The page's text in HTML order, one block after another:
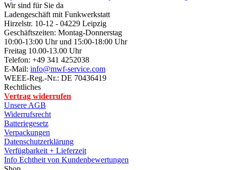
Wir sind für Sie da
Ladengeschäft mit Funkwerkstatt
Hirzelstr. 10-12 - 04229 Leipzig
Geschäftszeiten: Montag-Donnerstag
10:00-13:00 Uhr und 15:00-18:00 Uhr
Freitag 10.00-13.00 Uhr
Telefon: +49 341 4252038
E-Mail: info@mwf-service.com
WEEE-Reg.-Nr.: DE 70436419
Rechtliches
Vertrag widerrufen
Unsere AGB
Widerrufsrecht
Batteriegesetz
Verpackungen
Datenschutzerklärung
Verfügbarkeit + Lieferzeit
Info Echtheit von Kundenbewertungen